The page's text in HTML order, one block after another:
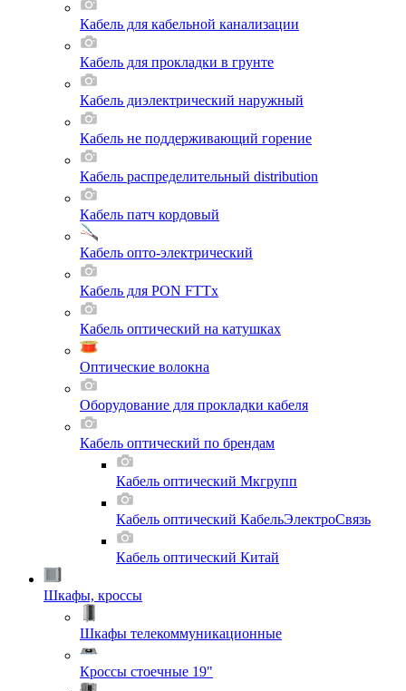
Кабель для кабельной канализации
Кабель для прокладки в грунте
Кабель диэлектрический наружный
Кабель не поддерживающий горение
Кабель распределительный distribution
Кабель патч кордовый
Кабель опто-электрический
Кабель для PON FTTx
Кабель оптический на катушках
Оптические волокна
Оборудование для прокладки кабеля
Кабель оптический по брендам
Кабель оптический Мкгрупп
Кабель оптический КабельЭлектроСвязь
Кабель оптический Китай
Шкафы, кроссы
Шкафы телекоммуникационные
Кроссы стоечные 19"